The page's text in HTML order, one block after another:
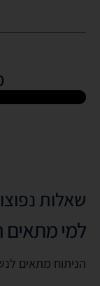
שאלות
למי מתאים
הניתוח מתאים